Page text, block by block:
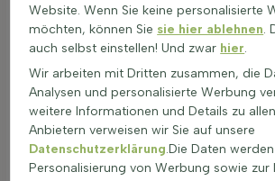
Grün blühende Steingartenpflanzen sind
Gestaltung eines Gartens mit grünen
Pflanzen lassen sich hervorragend mit
Gräsern kombinieren. Eine interessante
Verwendung von grün getönten
zusammen mit zartgrünen Gräsern. Diese
schafft ein harmonisches Bild und bringt
den Garten. Ein Beispiel für eine schöne
die Mischung aus grün blühenden Pflanzen
Website. Wenn Sie keine personalisierte
möchten, können Sie sie hier ablehnen.
auch selbst einstellen! Und zwar hier.
Wir arbeiten mit Dritten zusammen, die
Analysen und personalisierte Werbung
weitere Informationen und Details zu
Anbietern verweisen wir Sie auf unsere
Datenschutzerklärung.Die Daten
Personalisierung von Werbung sowie zur